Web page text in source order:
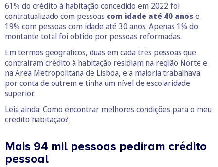
61% do crédito à habitação concedido em 2022 foi
contratualizado com pessoas com idade até 40 anose
19% com pessoas com idade até 30 anos. Apenas 1% do
montante total foi obtido por pessoas reformadas.
Em termos geográficos, duas em cada três pessoas que
contraíram crédito à habitação residiam na região Norte e
na Área Metropolitana de Lisboa, e a maioria trabalhava
por conta de outrem e tinha um nível de escolaridade
superior.
Leia ainda: Como encontrar melhores condições para o meu
crédito habitação?
Mais 94 mil pessoas pediram crédito
pessoal